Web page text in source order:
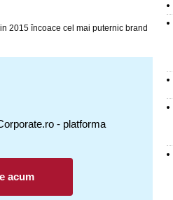
2015 încoace cel mai puternic brand
- platforma
acum